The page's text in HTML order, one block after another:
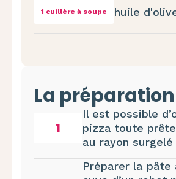
1 cuillère à soupe huile
La préparation
1
Il est possible
pizza toute
au rayon
Préparer la pâte